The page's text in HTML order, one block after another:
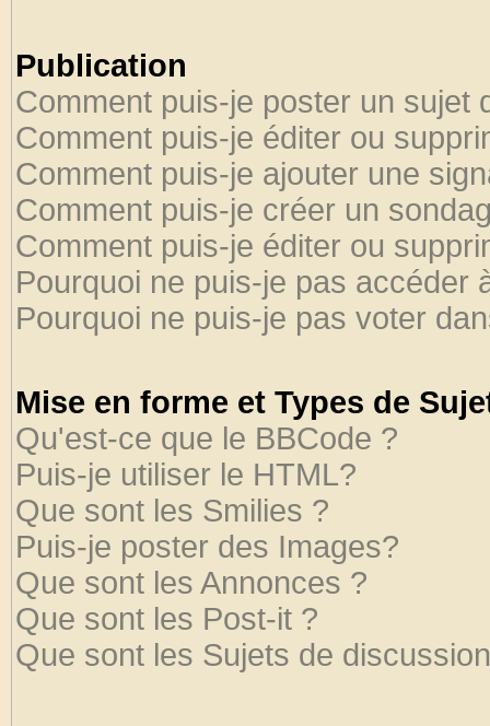
Publication
Comment puis-je poster un sujet
Comment puis-je éditer ou
Comment puis-je ajouter une
Comment puis-je créer un
Comment puis-je éditer ou
Pourquoi ne puis-je pas accéder
Pourquoi ne puis-je pas voter
Mise en forme et Types de
Qu'est-ce que le BBCode ?
Puis-je utiliser le HTML?
Que sont les Smilies ?
Puis-je poster des Images?
Que sont les Annonces ?
Que sont les Post-it ?
Que sont les Sujets de